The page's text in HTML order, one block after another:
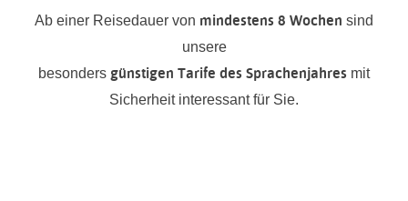
Ab einer Reisedauer von mindestens 8 Wochen sind
unsere
besonders günstigen Tarife des Sprachenjahres mit
Sicherheit interessant für Sie.